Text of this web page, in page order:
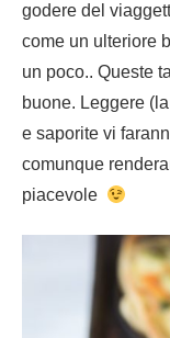
godere del
come un ulteriore
un poco.. Queste
buone. Leggere
e saporite vi
comunque
piacevole